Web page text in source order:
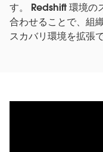
す。 Redshift 環境の
合わせることで、組
スカバリ環境を拡張